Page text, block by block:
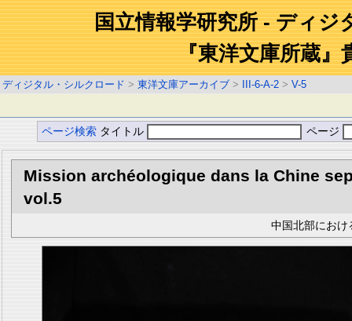
国立情報学研究所 - ディジ
『東洋文庫所蔵』
ディジタル・シルクロード > 東洋文庫アーカイブ > III-6-A-2 > V-5
ページ検索 タイトル ページ
Mission archéologique dans la Chine
vol.5
中国北部におけ